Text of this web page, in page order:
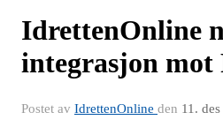
IdrettenOnline
integrasjon mot
Postet av IdrettenOnline den 11.